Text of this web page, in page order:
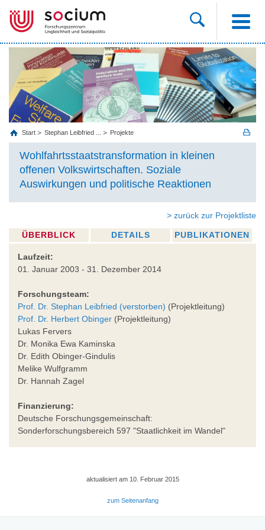
Start Stephan Leibfried ... Projekte
Wohlfahrtsstaatstransformation in kleinen
offenen Volkswirtschaften. Soziale
Auswirkungen und politische Reaktionen
> zurück zur Projektliste
ÜBERBLICK DETAILS PUBLIKATIONEN
Laufzeit:
01. Januar 2003 - 31. Dezember 2014
Forschungsteam:
Prof. Dr. Stephan Leibfried (verstorben) (Projektleitung)
Prof. Dr. Herbert Obinger (Projektleitung)
Lukas Fervers
Dr. Monika Ewa Kaminska
Dr. Edith Obinger-Gindulis
Melike Wulfgramm
Dr. Hannah Zagel
Finanzierung:
Deutsche Forschungsgemeinschaft:
Sonderforschungsbereich 597 "Staatlichkeit im Wandel"
aktualisiert am 10. Februar 2015
zum Seitenanfang